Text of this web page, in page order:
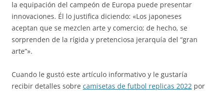
la equipación del campeón de Europa puede presentar
innovaciones. Él lo justifica diciendo: «Los japoneses
aceptan que se mezclen arte y comercio; de hecho, se
sorprenden de la rígida y pretenciosa jerarquía del “gran
arte”».
Cuando le gustó este artículo informativo y le gustaría
recibir detalles sobre camisetas de futbol replicas 2022 por